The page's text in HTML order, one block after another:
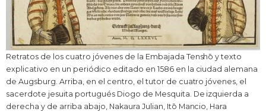
Retratos de los cuatro jóvenes de la Embajada Tenshō y texto
explicativo en un periódico editado en 1586 en la ciudad alemana
de Augsburg. Arriba, en el centro, el tutor de cuatro jóvenes, el
sacerdote jesuita portugués Diogo de Mesquita. De izquierda a
derecha y de arriba abajo, Nakaura Julian, Itō Mancio, Hara